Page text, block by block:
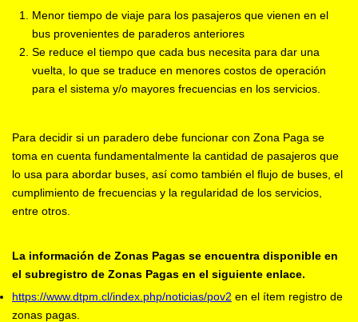
Menor tiempo de viaje para los pasajeros que vienen en el
bus provenientes de paraderos anteriores
Se reduce el tiempo que cada bus necesita para dar una
vuelta, lo que se traduce en menores costos de operación
para el sistema y/o mayores frecuencias en los servicios.
Para decidir si un paradero debe funcionar con Zona Paga se
toma en cuenta fundamentalmente la cantidad de pasajeros que
lo usa para abordar buses, así como también el flujo de buses, el
cumplimiento de frecuencias y la regularidad de los servicios,
entre otros.
La información de Zonas Pagas se encuentra disponible en
el subregistro de Zonas Pagas en el siguiente enlace.
https://www.dtpm.cl/index.php/noticias/pov2 en el ítem registro de
zonas pagas.